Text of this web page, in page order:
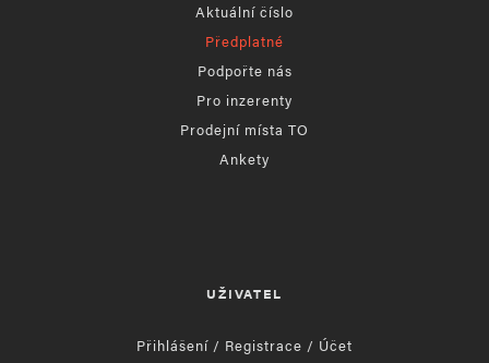
Aktuální číslo
Předplatné
Podpořte nás
Pro inzerenty
Prodejní místa TO
Ankety
UŽIVATEL
Přihlášení / Registrace / Účet